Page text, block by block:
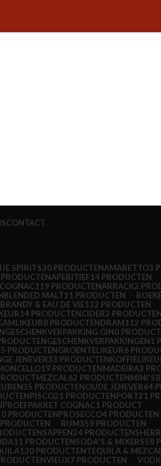
CONTACT
SPIRITS30 PRODUCTENAMARETTO3
APERITIEF14 PRODUCTEN
119 PRODUCTENARRACK2
BLENDED MALT11 PRODUCTEN
BRANDY & EAU DE VIE132 PRODUCTEN
14 PRODUCTENCIDER2 PRODUCTEN
8 PRODUCTENDRAM112
GESCHENKVERPAKKING GIN0
GESCHENKVERPAKKINGEN1
PRODUCTENGROENTELIKEUR6
JENEVER33 PRODUCTEN
19 PRODUCTENMADEIRA3
MEZCAL62 PRODUCTENMINI'S
35 PRODUCTENOUDE JENEVER64
PISCO21 PRODUCTENPORT21
PROEFPAKKET COGNAC1 PRODUCT
PRODUCTENPROSECCO4 PRODUCTEN
RUM359 PRODUCTEN
SAPPEN24 PRODUCTEN
11 PRODUCTENSODA'S & MIXERS58
130 PRODUCTENTEQUILA &
VIEUX7 PRODUCTEN